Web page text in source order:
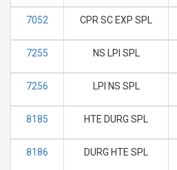
7052 CPR SC EXP SPL
7255 NS LPI SPL
7256 LPI NS SPL
8185 HTE DURG SPL
8186 DURG HTE SPL